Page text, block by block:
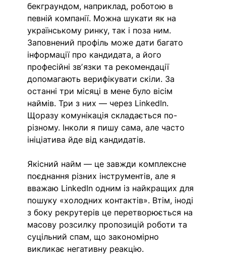
бекграундом, наприклад, роботою в
певній компанії. Можна шукати як на
українському ринку, так і поза ним.
Заповнений профіль може дати багато
інформації про кандидата, а його
професійні звʼязки та рекомендації
допомагають верифікувати скіли. За
останні три місяці в мене було вісім
наймів. Три з них — через LinkedIn.
Щоразу комунікація складається по-
різному. Інколи я пишу сама, але часто
ініціатива йде від кандидатів.
Якісний найм — це завжди комплексне
поєднання різних інструментів, але я
вважаю LinkedIn одним із найкращих для
пошуку «холодних контактів». Втім, іноді
з боку рекрутерів це перетворюється на
масову розсилку пропозицій роботи та
суцільний спам, що закономірно
викликає негативну реакцію.